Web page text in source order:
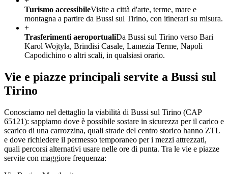
Turismo accessibileVisite a città d'arte, terme, mare e
montagna a partire da Bussi sul Tirino, con itinerari su misura.
+
Trasferimenti aeroportualiDa Bussi sul Tirino verso Bari
Karol Wojtyła, Brindisi Casale, Lamezia Terme, Napoli
Capodichino o altri scali, in qualsiasi orario.
Vie e piazze principali servite a Bussi sul
Tirino
Conosciamo nel dettaglio la viabilità di Bussi sul Tirino (CAP
65121): sappiamo dove è possibile sostare in sicurezza per il carico e
scarico di una carrozzina, quali strade del centro storico hanno ZTL
e dove richiedere il permesso temporaneo per i mezzi attrezzati,
quali percorsi alternativi usare nelle ore di punta. Tra le vie e piazze
servite con maggiore frequenza: